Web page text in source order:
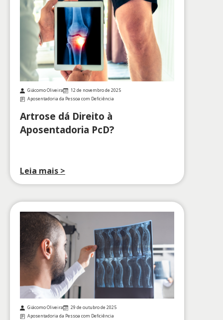
Giácomo Oliveira
12 de novembro de 2025
Aposentadoria da Pessoa com Deficiência
Artrose dá Direito à
Aposentadoria PcD?
Leia mais >
Giácomo Oliveira
29 de outubro de 2025
Aposentadoria da Pessoa com Deficiência